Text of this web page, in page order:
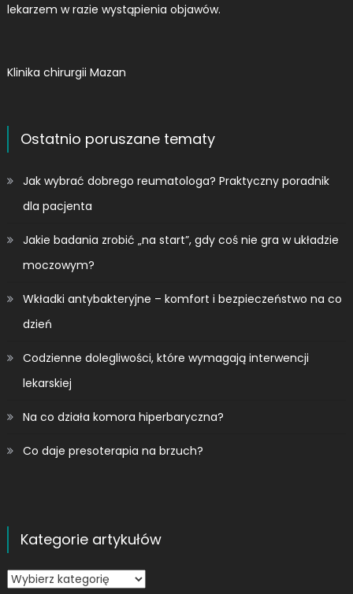
lekarzem w razie wystąpienia objawów.
Klinika chirurgii Mazan
Ostatnio poruszane tematy
Jak wybrać dobrego reumatologa? Praktyczny poradnik
dla pacjenta
Jakie badania zrobić „na start”, gdy coś nie gra w układzie
moczowym?
Wkładki antybakteryjne – komfort i bezpieczeństwo na co
dzień
Codzienne dolegliwości, które wymagają interwencji
lekarskiej
Na co działa komora hiperbaryczna?
Co daje presoterapia na brzuch?
Kategorie artykułów
Kategorie